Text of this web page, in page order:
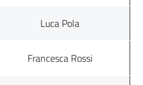
Luca Pola
Francesca Rossi